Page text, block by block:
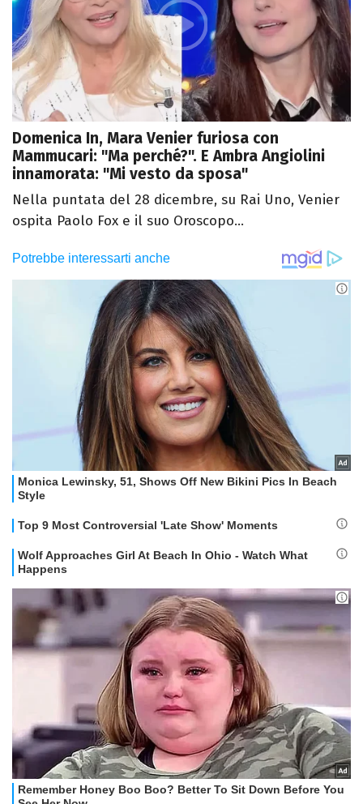
Domenica In, Mara Venier furiosa con
Mammucari: "Ma perché?". E Ambra Angiolini
innamorata: "Mi vesto da sposa"
Nella puntata del 28 dicembre, su Rai Uno, Venier
ospita Paolo Fox e il suo Oroscopo...